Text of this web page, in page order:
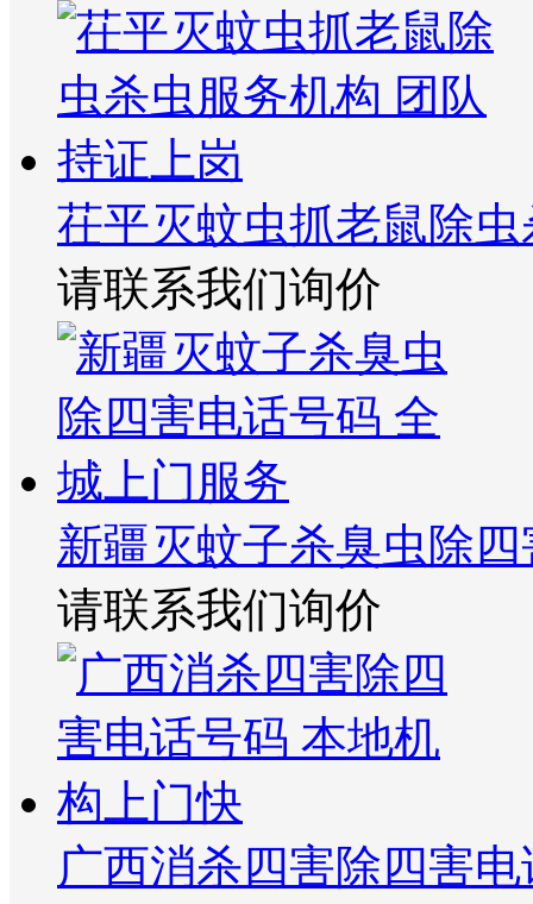
茌平灭蚊虫抓老鼠除
请联系我们询价
新疆灭蚊子杀臭虫除
请联系我们询价
广西消杀四害除四害